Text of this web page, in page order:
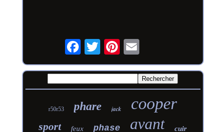
r50r53 phare jack cooper
sport feux phase avant cuir